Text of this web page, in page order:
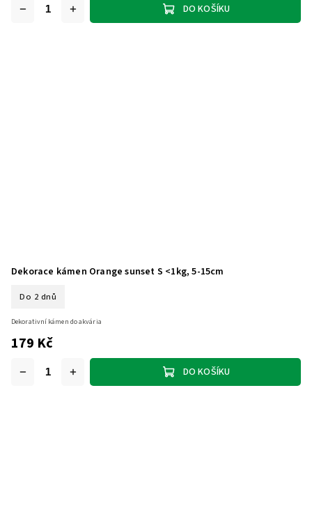
DO KOŠÍKU
Dekorace kámen Orange sunset S <1kg, 5-15cm
Do 2 dnů
179 Kč
DO KOŠÍKU
Dekorativní kámen do akvária